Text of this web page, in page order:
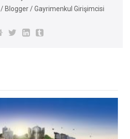
Blogger / Gayrimenkul Girişimcisi